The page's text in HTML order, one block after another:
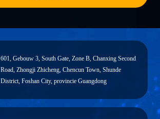
601, Gebouw 3, South Gate, Zone B, Chanxing Second
Road, Zhongji Zhicheng, Chencun Town, Shunde
District, Foshan City, provincie Guangdong